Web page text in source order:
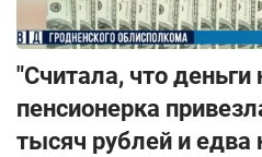
"Считала, что деньги
пенсионерка
тысяч рублей и едва